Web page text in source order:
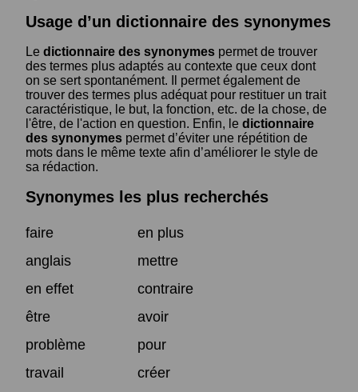
Usage d’un dictionnaire des synonymes
Le dictionnaire des synonymes permet de trouver
des termes plus adaptés au contexte que ceux dont
on se sert spontanément. Il permet également de
trouver des termes plus adéquat pour restituer un trait
caractéristique, le but, la fonction, etc. de la chose, de
l'être, de l'action en question. Enfin, le dictionnaire
des synonymes permet d’éviter une répétition de
mots dans le même texte afin d’améliorer le style de
sa rédaction.
Synonymes les plus recherchés
faire
en plus
anglais
mettre
en effet
contraire
être
avoir
problème
pour
travail
créer